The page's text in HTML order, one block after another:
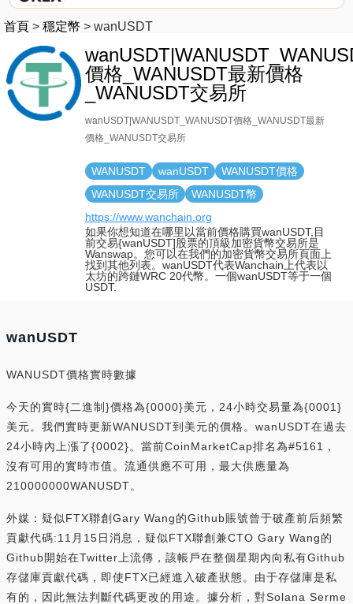
首頁 > 穩定幣 > wanUSDT
價格_WANUSDT最新價格
_WANUSDT交易所
wanUSDT|WANUSDT_WANUSDT價格_WANUSDT最新
價格_WANUSDT交易所
WANUSDT wanUSDT
WANUSDT價格
WANUSDT交易所
WANUSDT幣
https://www.wanchain.org
如果你想知道在哪里以當前價格購買wanUSDT,目
前交易{wanUSDT]股票的頂級加密貨幣交易所是
Wanswap。您可以在我們的加密貨幣交易所頁面上
找到其他列表。wanUSDT代表Wanchain上代表以
太坊的跨鏈WRC 20代幣。一個wanUSDT等于一個
USDT.
wanUSDT
WANUSDT價格實時數據
今天的實時{二進制}價格為{0000}美元，24小時交易量為{0001}
美元。我們實時更新WANUSDT到美元的價格。wanUSDT在過去
24小時內上漲了{0002}。當前CoinMarketCap排名為#5161，
沒有可用的實時市值。流通供應不可用，最大供應量為
210000000WANUSDT。
外媒：疑似FTX聯創Gary Wang的Github賬號曾于破產前后頻繁
貢獻代碼:11月15日消息，疑似FTX聯創兼CTO Gary Wang的
Github開始在Twitter上流傳，該帳戶在整個星期內向私有Github
存儲庫貢獻代碼，即使FTX已經進入破產狀態。由于存儲庫是私
有的，因此無法判斷代碼更改的用途。據分析，對Solana Serme